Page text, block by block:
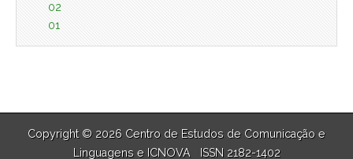
02
01
Copyright © 2026 Centro de Estudos de Comunicação e
Linguagens e ICNOVAISSN 2182-1402